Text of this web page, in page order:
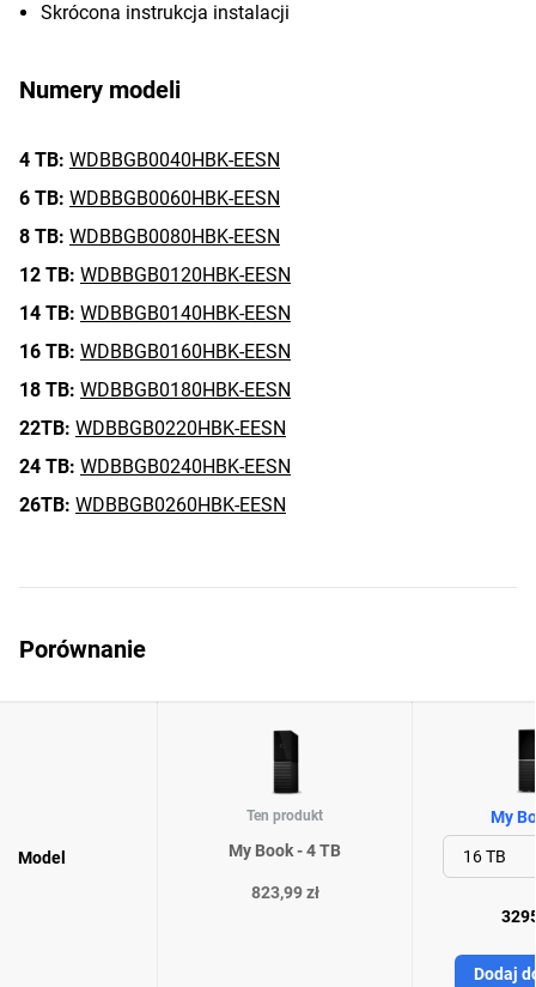
Skrócona instrukcja instalacji
Numery modeli
4 TB: WDBBGB0040HBK-EESN
6 TB: WDBBGB0060HBK-EESN
8 TB: WDBBGB0080HBK-EESN
12 TB: WDBBGB0120HBK-EESN
14 TB: WDBBGB0140HBK-EESN
16 TB: WDBBGB0160HBK-EESN
18 TB: WDBBGB0180HBK-EESN
22TB: WDBBGB0220HBK-EESN
24 TB: WDBBGB0240HBK-EESN
26TB: WDBBGB0260HBK-EESN
Porównanie
Model
Ten produkt
My Book - 4 TB
823,99 zł
My
Dodaj